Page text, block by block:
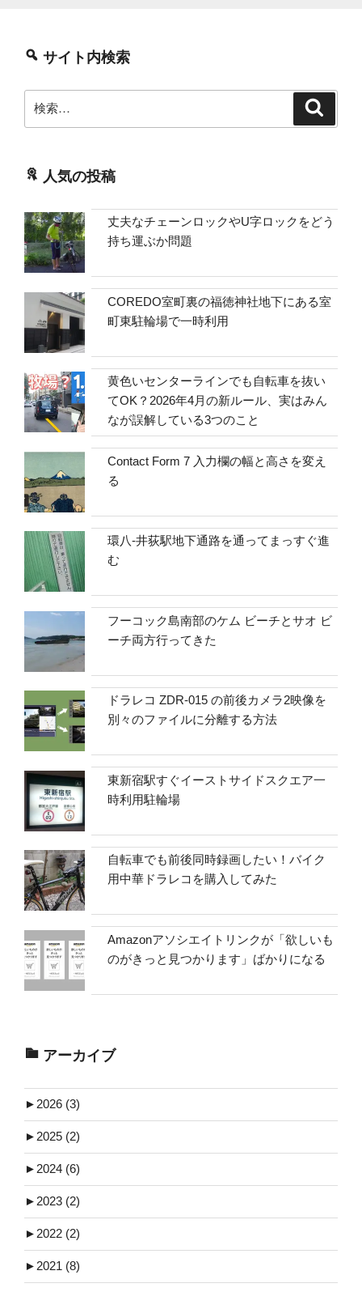
サイト内検索
索:
人気の投稿
丈夫なチェーンロックやU字ロックをどう
持ち運ぶか問題
COREDO室町裏の福徳神社地下にある室
町東駐輪場で一時利用
黄色いセンターラインでも自転車を抜い
てOK？2026年4月の新ルール、実はみん
なが誤解している3つのこと
Contact Form 7 入力欄の幅と高さを変え
る
環八-井荻駅地下通路を通ってまっすぐ進
む
フーコック島南部のケム ビーチとサオ ビ
ーチ両方行ってきた
ドラレコ ZDR-015 の前後カメラ2映像を
別々のファイルに分離する方法
東新宿駅すぐイーストサイドスクエア一
時利用駐輪場
自転車でも前後同時録画したい！バイク
用中華ドラレコを購入してみた
Amazonアソシエイトリンクが「欲しいも
のがきっと見つかります」ばかりになる
アーカイブ
► 2026 (3)
► 2025 (2)
► 2024 (6)
► 2023 (2)
► 2022 (2)
► 2021 (8)